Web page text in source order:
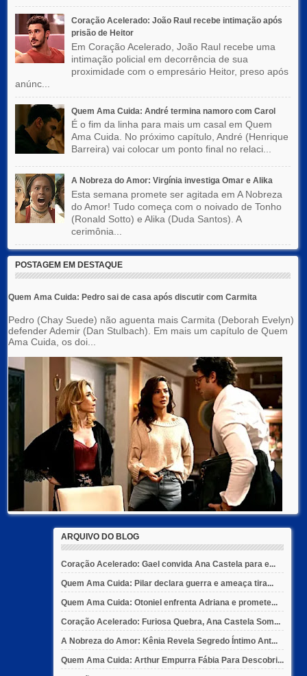
Coração Acelerado: João Raul recebe intimação após
prisão de Heitor
Em Coração Acelerado, João Raul recebe uma
intimação policial em decorrência de sua
proximidade com o empresário Heitor, preso após
anúnc...
Quem Ama Cuida: André termina namoro com Carol
É o fim da linha para mais um casal em Quem
Ama Cuida. No próximo capítulo, André (Henrique
Barreira) vai colocar um ponto final no relaci...
A Nobreza do Amor: Virgínia investiga Omar e Alika
Esta semana promete ser agitada em A Nobreza
do Amor! Tudo começa com o noivado de Tonho
(Ronald Sotto) e Alika (Duda Santos). A
cerimônia...
POSTAGEM EM DESTAQUE
Quem Ama Cuida: Pedro sai de casa após discutir com Carmita
Pedro (Chay Suede) não aguenta mais Carmita (Deborah Evelyn)
defender Ademir (Dan Stulbach). Em mais um capítulo de Quem
Ama Cuida, os doi...
ARQUIVO DO BLOG
Coração Acelerado: Gael convida Ana Castela para e...
Quem Ama Cuida: Pilar declara guerra e ameaça tira...
Quem Ama Cuida: Otoniel enfrenta Adriana e promete...
Coração Acelerado: Furiosa Quebra, Ana Castela Som...
A Nobreza do Amor: Kênia Revela Segredo Íntimo Ant...
Quem Ama Cuida: Arthur Empurra Fábia Para Descobri...